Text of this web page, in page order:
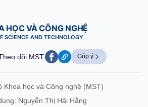
HỌC VÀ CÔNG NGHỆ
SCIENCE AND TECHNOLOGY
dõi MST: Góp ý
Khoa học và Công nghệ (MST)
Nguyễn Thị Hải Hằng